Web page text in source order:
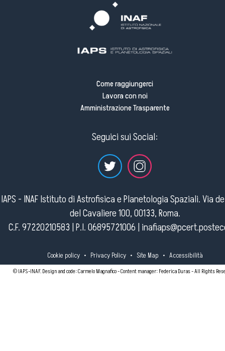
Come raggiungerci
Lavora con noi
Amministrazione Trasparente
Seguici sui Social:
IAPS - INAF Istituto di Astrofisica e Planetologia Spaziali. Via
del Cavaliere 100, 00133, Roma.
C.F. 97220210583 | P.I. 06895721006 |
Cookie policy • Privacy Policy • Site Map • Accessibilità
© IAPS-INAF. Design and code: Carmelo Magnafico - Content manager: Federica Duras - All Rights